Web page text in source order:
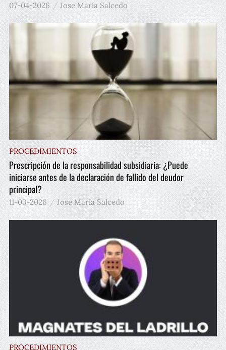
07-04-2026 Jose María Salcedo
PROCEDIMIENTOS
Prescripción de la responsabilidad subsidiaria: ¿Puede
iniciarse antes de la declaración de fallido del deudor
principal?
11-03-2026 Jose María Salcedo
PROCEDIMIENTOS